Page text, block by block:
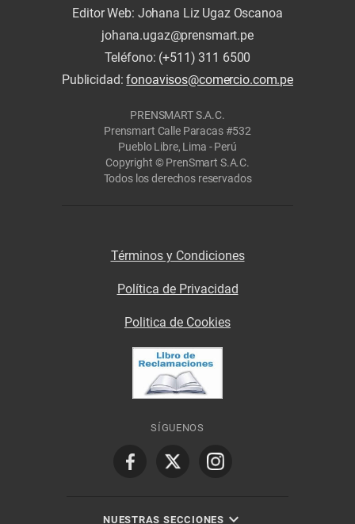
Editor Web: Johana Liz Ugaz Oscanoa
johana.ugaz@prensmart.pe
Teléfono: (+511) 311 6500
Publicidad:fonoavisos@comercio.com.pe
PRENSMART S.A.C.
Prensmart Calle Paracas #532
Pueblo Libre, Lima - Perú
Copyright © PrenSmart S.A.C.
Todos los derechos reservados
Términos y Condiciones
Política de Privacidad
Politica de Cookies
SÍGUENOS
NUESTRAS SECCIONES